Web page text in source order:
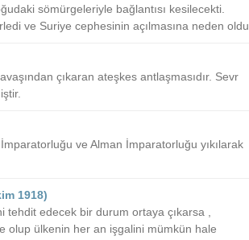
sömürgeleriyle bağlantısı kesilecekti.
ve Suriye cephesinin açılmasına neden oldu.
çıkaran ateşkes antlaşmasıdır. Sevr
ve Alman İmparatorluğu yıkılarak
1918)
edecek bir durum ortaya çıkarsa ,
olup ülkenin her an işgalini mümkün hale